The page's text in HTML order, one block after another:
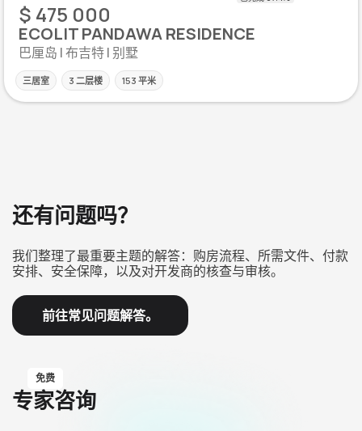
$ 475 000
ECOLIT PANDAWA RESIDENCE
巴厘岛 | 布吉特 | 别墅
三居室 3 二层楼 153 平米
还有问题吗？
我们整理了最重要主题的解答：购房流程、所需文件、付款
安排、安全保障，以及对开发商的核查与审核。
前往常见问题解答。
免费
专家咨询